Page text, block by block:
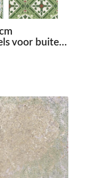
voor buiten